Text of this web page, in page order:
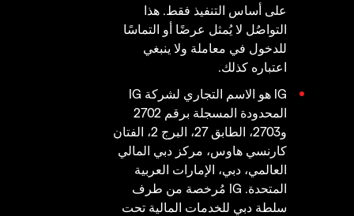
على أساس التنفيذ فقط. هذا
التواصُل لا يُمثل عرضًا أو التماسًا
للدخول في معاملة ولا ينبغي
اعتباره كذلك.
IG هو الاسم التجاري لشركة IG
المحدودة المسجلة برقم 2702
و2703، الطابق 27، البرج 2، الفتان
كارنسي هاوس، مركز دبي المالي
العالمي، دبي، الإمارات العربية
المتحدة. IG مُرخصة من طرف
سلطة دبي للخدمات المالية تحت